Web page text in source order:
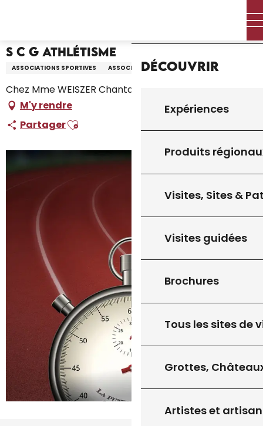
principal
Découvrir
Expériences
Produits
Visites, Sites &
Visites guidées
Brochures
Tous les sites de
Grottes,
Artistes et
S C G Athlétisme
ASSOCIATIONS SPORTIVES ASSOCIATION
Chez Mme WEISZER Chantal 1 rue des Lilas, Gourdon
M'y rendre
PartagerAjouter aux favoris